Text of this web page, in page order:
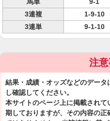
3連複
1-9-10
3連単
9-1-10
注
結果・成績・オッズなどのデー
し確認してください。
本サイトのページ上に掲載され
期しておりますが、その内容の